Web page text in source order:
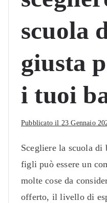
scuola
giusta
i tuoi
Pubblicato il 23 Gennaio
Scegliere la scuola
figli può essere un
molte cose da
offerto, il livello di